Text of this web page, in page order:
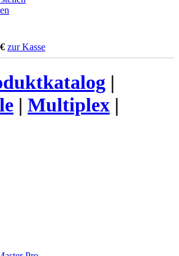
€ zur Kasse
|
| Multiplex |